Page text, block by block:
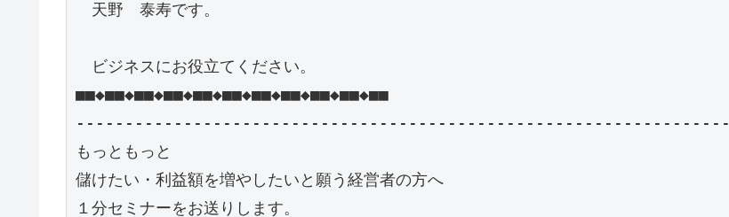
天野　泰寿です。
ビジネスにお役立てください。
■■◆■■◆■■◆■■◆■■◆■■◆■■◆■■◆■■◆■■◆■■
-------------------------------------------------------------------
もっともっと
儲けたい・利益額を増やしたいと願う経営者の方へ
１分セミナーをお送りします。